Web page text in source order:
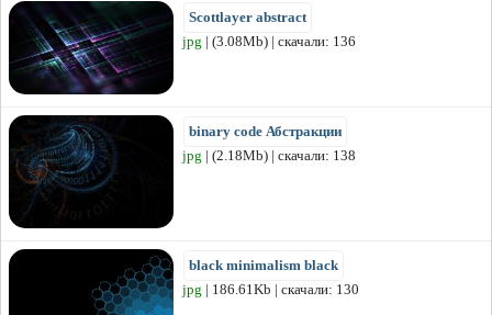
Scottlayer abstract
jpg | (3.08Mb) | скачали: 136
binary code Абстракции
jpg | (2.18Mb) | скачали: 138
black minimalism black
jpg | 186.61Kb | скачали: 130